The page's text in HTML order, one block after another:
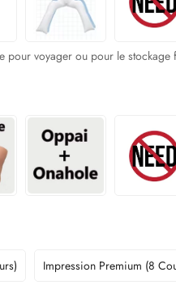
voyager ou pour le stockage
Impression Premium (8